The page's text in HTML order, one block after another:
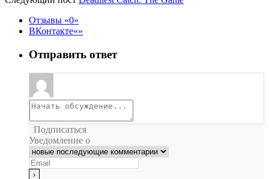
Отзывы
0
ВКонтакте
Отправить ответ
Подписаться
Уведомление о